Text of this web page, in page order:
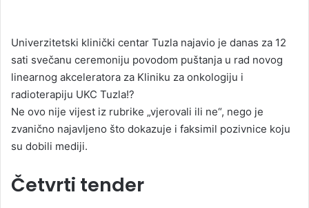
a
Univerzitetski klinički centar Tuzla najavio je danas za 12
sati svečanu ceremoniju povodom puštanja u rad novog
linearnog akceleratora za Kliniku za onkologiju i
radioterapiju UKC Tuzla!?
Ne ovo nije vijest iz rubrike „vjerovali ili ne“, nego je
zvanično najavljeno što dokazuje i faksimil pozivnice koju
su dobili mediji.
Četvrti tender